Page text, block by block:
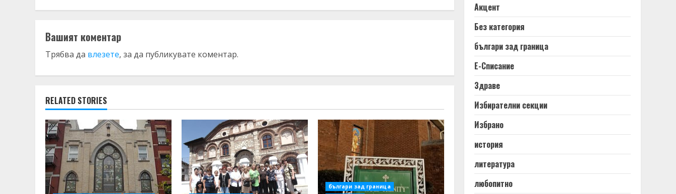
Вашият коментар
Трябва да влезете, за да публикувате коментар.
RELATED STORIES
българи зад граница
Акцент
Без категория
българи зад граница
Е-Списание
Здраве
Избирателни секции
Избрано
история
литература
любопитно